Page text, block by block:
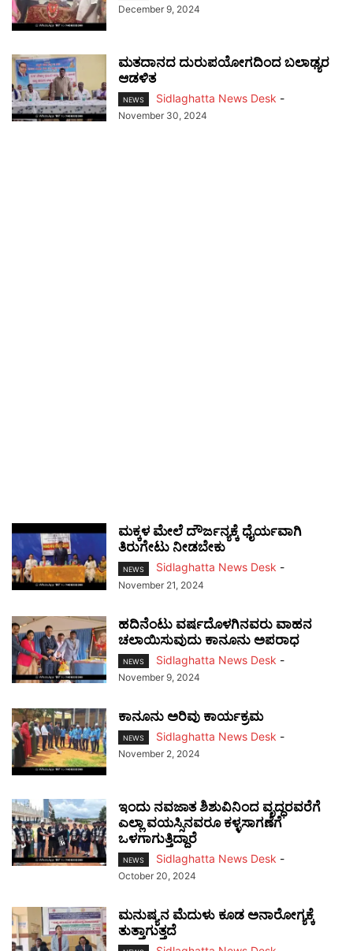
December 9, 2024
ಮತದಾನದ ದುರುಪಯೋಗದಿಂದ ಬಲಾಢ್ಯರ
ಆಡಳಿತ
NEWS Sidlaghatta News Desk -
November 30, 2024
ಮಕ್ಕಳ ಮೇಲೆ ದೌರ್ಜನ್ಯಕ್ಕೆ ಧೈರ್ಯವಾಗಿ
ತಿರುಗೇಟು ನೀಡಬೇಕು
NEWS Sidlaghatta News Desk -
November 21, 2024
ಹದಿನೆಂಟು ವರ್ಷದೊಳಗಿನವರು ವಾಹನ
ಚಲಾಯಿಸುವುದು ಕಾನೂನು ಅಪರಾಧ
NEWS Sidlaghatta News Desk -
November 9, 2024
ಕಾನೂನು ಅರಿವು ಕಾರ್ಯಕ್ರಮ
NEWS Sidlaghatta News Desk -
November 2, 2024
ಇಂದು ನವಜಾತ ಶಿಶುವಿನಿಂದ ವೃದ್ಧರವರೆಗೆ
ಎಲ್ಲಾ ವಯಸ್ಸಿನವರೂ ಕಳ್ಳಸಾಗಣೆಗೆ
ಒಳಗಾಗುತ್ತಿದ್ದಾರೆ
NEWS Sidlaghatta News Desk -
October 20, 2024
ಮನುಷ್ಯನ ಮೆದುಳು ಕೂಡ ಅನಾರೋಗ್ಯಕ್ಕೆ
ತುತ್ತಾಗುತ್ತದೆ